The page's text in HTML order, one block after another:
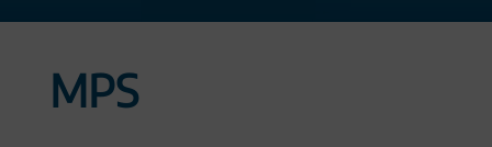
MPS